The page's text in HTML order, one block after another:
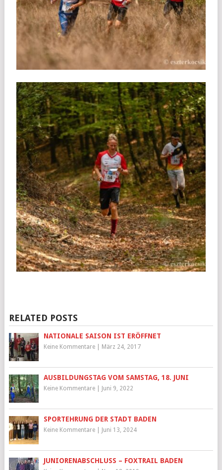
RELATED POSTS
NATIONALE SAISON IST ERÖFFNET
Keine Kommentare| März 24, 2017
AUSBILDUNGSTAG VOM SAMSTAG, 18. JUNI
Keine Kommentare| Juni 9, 2022
SPORTEHRUNG DER STADT BADEN
Keine Kommentare| Juni 13, 2024
JUNIORENABSCHLUSS – FOXTRAIL BADEN